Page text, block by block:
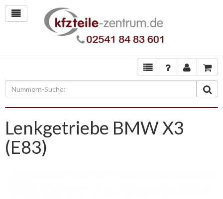
Lenkgetriebe BMW X3
(E83)